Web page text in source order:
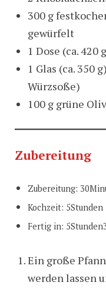
300 g
gewürfelt
1 Dose (ca.
1 Glas (ca. 350
Würzsoße)
100 g grüne
Zubereitung
Zubereitung:
Kochzeit: 5Stunden
Fertig in:
Ein große
werden lassen